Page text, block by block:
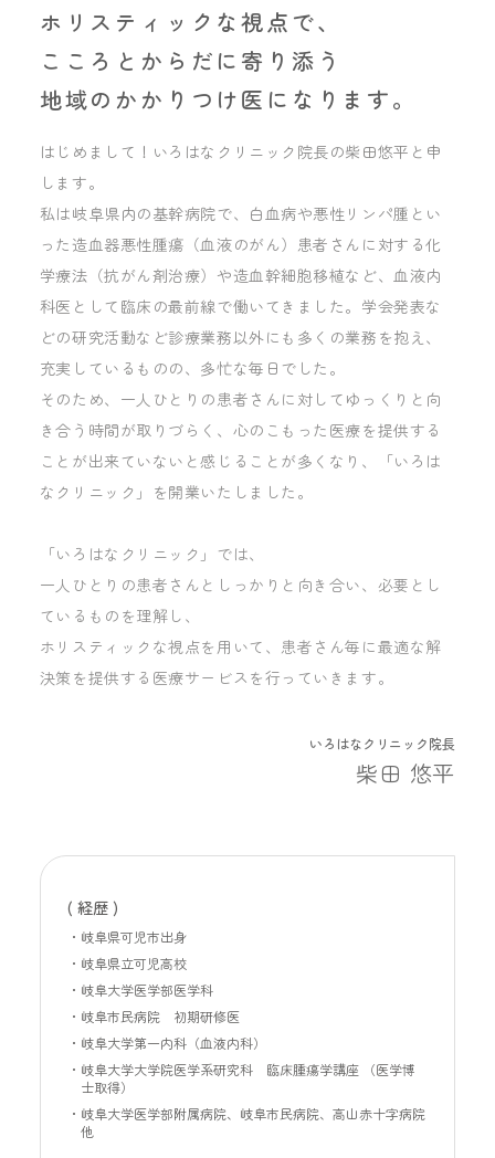
ホリスティックな視点で、
こころとからだに寄り添う
地域のかかりつけ医になります。
はじめまして！いろはなクリニック院長の柴田悠平と申
します。
私は岐阜県内の基幹病院で、白血病や悪性リンパ腫とい
った造血器悪性腫瘍（血液のがん）患者さんに対する化
学療法（抗がん剤治療）や造血幹細胞移植など、血液内
科医として臨床の最前線で働いてきました。 学会発表な
どの研究活動など診療業務以外にも多くの業務を抱え、
充実しているものの、多忙な毎日でした。
そのため、一人ひとりの患者さんに対してゆっくりと向
き合う時間が取りづらく、心のこもった医療を提供する
ことが出来ていないと感じることが多くなり、「いろは
なクリニック」を開業いたしました。
「いろはなクリニック」では、
一人ひとりの患者さんとしっかりと向き合い、必要とし
ているものを理解し、
ホリスティックな視点を用いて、患者さん毎に最適な解
決策を提供する医療サービスを行っていきます。
いろはなクリニック院長
柴田 悠平
( 経歴 )
岐阜県可児市出身
岐阜県立可児高校
岐阜大学医学部医学科
岐阜市民病院 初期研修医
岐阜大学第一内科（血液内科）
岐阜大学大学院医学系研究科 臨床腫瘍学講座 （医学博
士取得）
岐阜大学医学部附属病院、岐阜市民病院、高山赤十字病院
他